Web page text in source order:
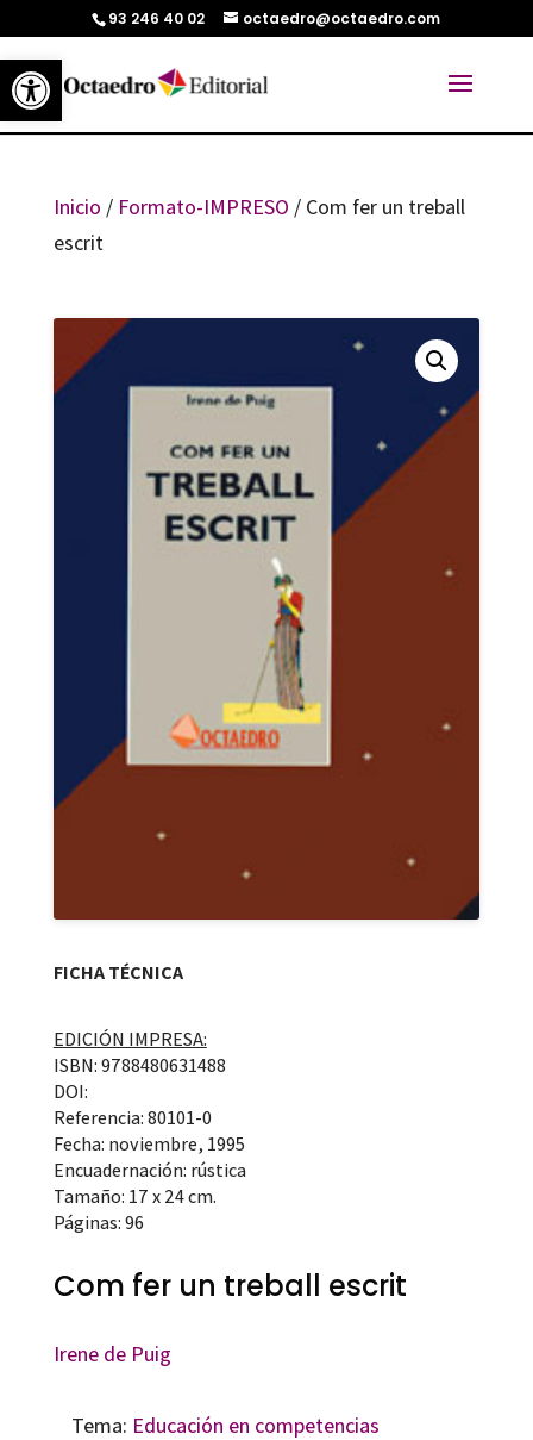
Abrir barra de herramientas
93 246 40 02 octaedro@octaedro.com
Inicio / Formato-IMPRESO / Com fer un treball
escrit
FICHA TÉCNICA
EDICIÓN IMPRESA:
ISBN: 9788480631488
DOI:
Referencia: 80101-0
Fecha: noviembre, 1995
Encuadernación: rústica
Tamaño: 17 x 24 cm.
Páginas: 96
Com fer un treball escrit
Irene de Puig
Tema: Educación en competencias